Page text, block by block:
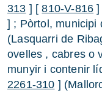
313 ] [810-V-816 ]
] ; Pòrtol,
(Lasquarri de
ovelles , cabres o
munyir i contenir
2261-310 ]